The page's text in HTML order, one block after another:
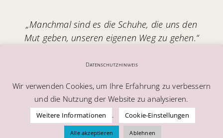
„Manchmal sind es die Schuhe, die uns den
Mut geben, unseren eigenen Weg zu gehen.“
Handgefertigt in Italien – mit Seele.
© Alle Rechte vorbehalten | Melablu AG
Datenschutzhinweis
Wir verwenden Cookies, um Ihre Erfahrung zu verbessern
und die Nutzung der Website zu analysieren.
Weitere Informationen . Cookie-Einstellungen
Alle akzeptieren Ablehnen